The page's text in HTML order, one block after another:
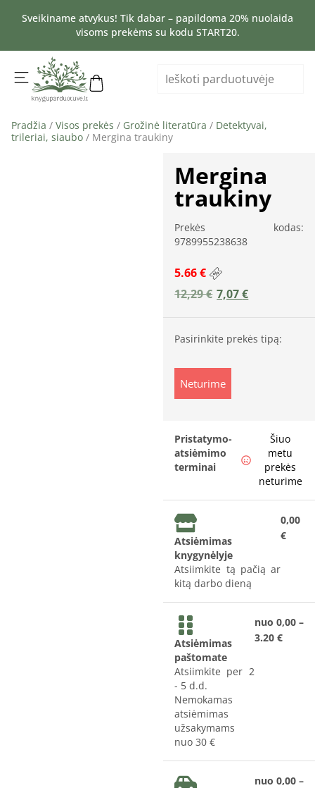
Sveikiname atvykus! Tik dabar – papildoma 20% nuolaida
visoms prekėms su kodu START20.
Pradžia / Visos prekės / Grožinė literatūra / Detektyvai,
trileriai, siaubo / Mergina traukiny
Mergina
traukiny
Prekės kodas:
9789955238638
5.66 €
12,29€ 7,07€
Pasirinkite prekės tipą:
Neturime
Pristatymo-
atsiėmimo
terminai
Šiuo
metu
prekės
neturime
Atsiėmimas
knygynėlyje
Atsiimkite tą pačią ar
kitą darbo dieną
0,00
€
Atsiėmimas
paštomate
Atsiimkite per 2
- 5 d.d.
Nemokamas
atsiėmimas
užsakymams
nuo 30 €
nuo 0,00 –
3.20 €
nuo 0,00 –